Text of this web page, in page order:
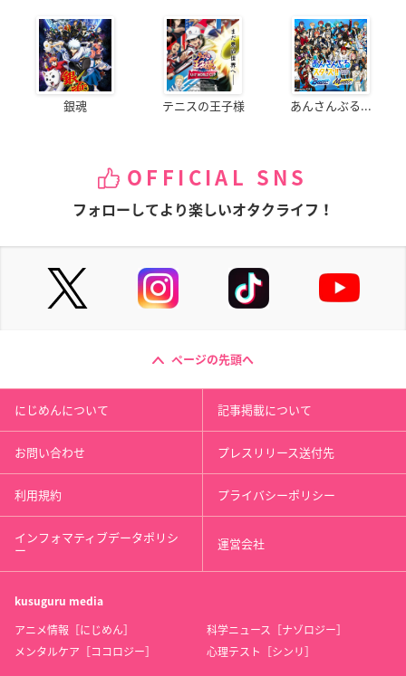
銀魂 テニスの王子様 あんさんぶる...
OFFICIAL SNS
フォローしてより楽しいオタクライフ！
ページの先頭へ
にじめんについて 記事掲載について
お問い合わせ プレスリリース送付先
利用規約 プライバシーポリシー
インフォマティブデータポリシ
ー 運営会社
kusuguru media
アニメ情報［にじめん］
科学ニュース［ナゾロジー］
メンタルケア［ココロジー］
心理テスト［シンリ］